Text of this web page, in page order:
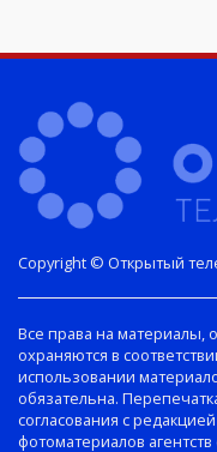
Все права на материалы,
охраняются в
использовании
обязательна.
согласования с
фотоматериалов